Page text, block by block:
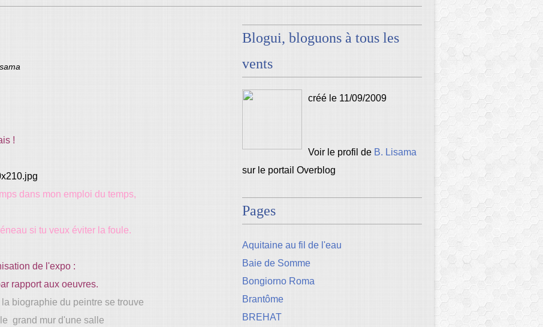
!
dans mon emploi du temps,
si tu veux éviter la foule.
de l'expo :
rapport aux oeuvres.
la biographie du peintre se trouve
grand mur d'une salle
Blogui, bloguons à tous les
vents
créé le 11/09/2009
Voir le profil de B. Lisama
sur le portail Overblog
Pages
Aquitaine au fil de l'eau
Baie de Somme
Bongiorno Roma
Brantôme
BREHAT